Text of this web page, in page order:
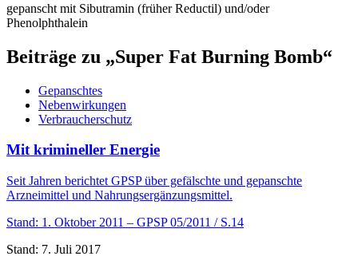
gepanscht mit Sibutramin (früher Reductil) und/oder
Phenolphthalein
Beiträge zu „Super Fat Burning Bomb“
Gepanschtes
Nebenwirkungen
Verbraucherschutz
Mit krimineller Energie
Seit Jahren berichtet GPSP über gefälschte und gepanschte
Arzneimittel und Nahrungsergänzungsmittel.
Stand: 1. Oktober 2011 – GPSP 05/2011 / S.14
Stand: 7. Juli 2017